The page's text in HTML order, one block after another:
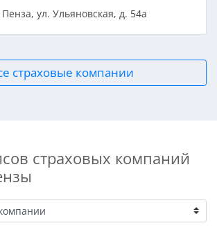
Пенза, ул. Ульяновская, д. 54а
страховые компании
страховых компаний